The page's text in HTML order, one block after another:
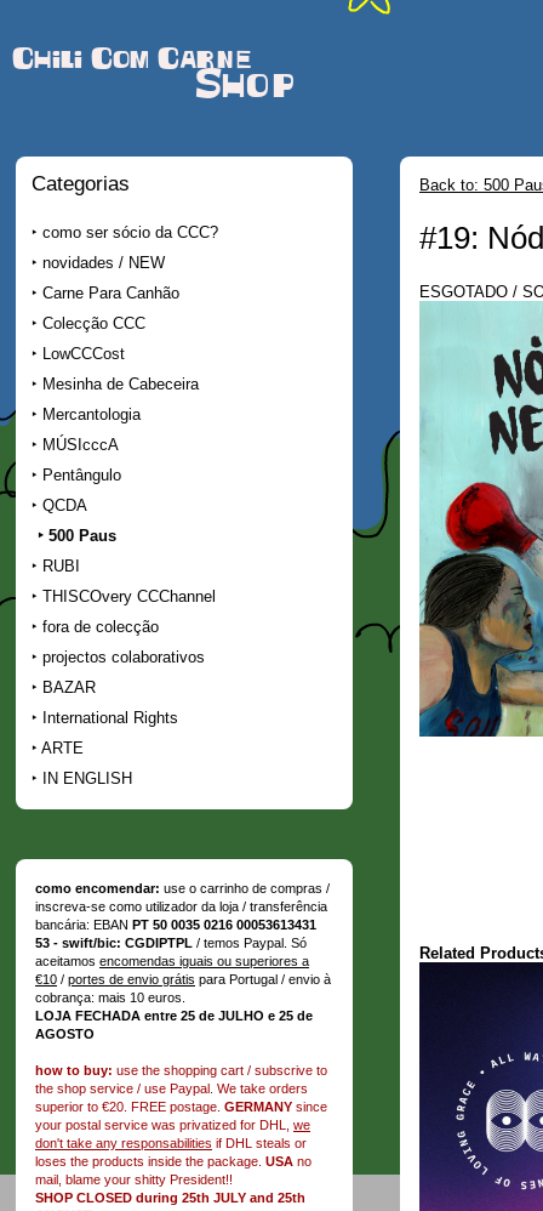
Chili Com Carne
Shop
Categorias
como ser sócio da CCC?
novidades / NEW
Carne Para Canhão
Colecção CCC
LowCCCost
Mesinha de Cabeceira
Mercantologia
MÚSIcccA
Pentângulo
QCDA
500 Paus
RUBI
THISCOvery CCChannel
fora de colecção
projectos colaborativos
BAZAR
International Rights
ARTE
IN ENGLISH
como encomendar: use o carrinho de compras /
inscreva-se como utilizador da loja / transferência
bancária: EBAN PT 50 0035 0216 00053613431
53 - swift/bic: CGDIPTPL / temos Paypal. Só
aceitamos encomendas iguais ou superiores a
€10 / portes de envio grátis para Portugal / envio à
cobrança: mais 10 euros.
LOJA FECHADA entre 25 de JULHO e 25 de
AGOSTO
how to buy: use the shopping cart / subscrive to
the shop service / use Paypal. We take orders
superior to €20. FREE postage. GERMANY since
your postal service was privatized for DHL, we
don't take any responsabilities if DHL steals or
loses the products inside the package. USA no
mail, blame your shitty President!!
SHOP CLOSED during 25th JULY and 25th
Back to: 500
#19:
ESGOTADO /
Related